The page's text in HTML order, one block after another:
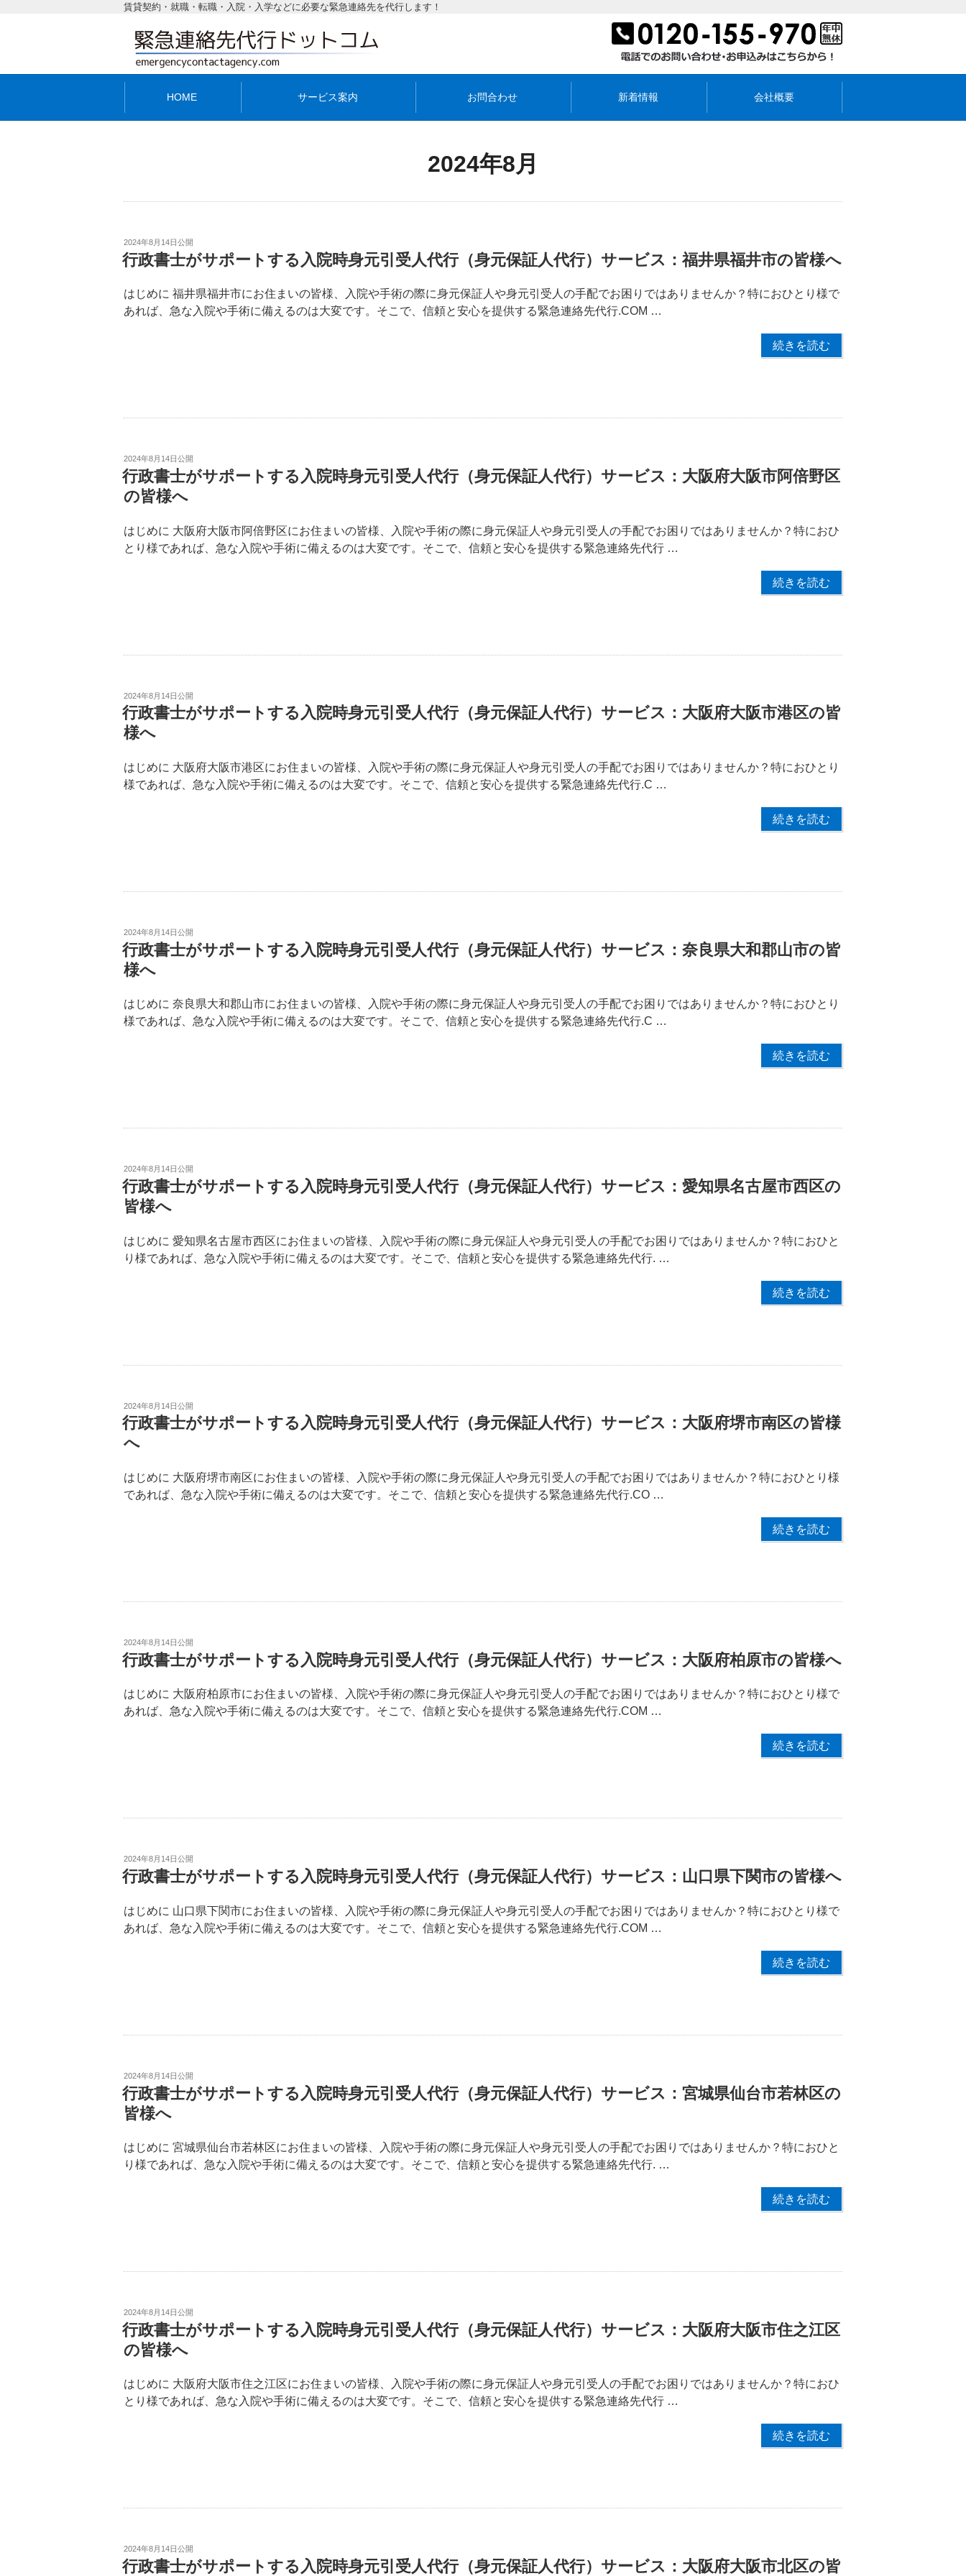
賃貸契約・就職・転職・入院・入学などに必要な緊急連絡先を代行します！
HOME サービス案内 お問合わせ 新着情報 会社概要
2024年8月
2024年8月14日公開
行政書士がサポートする入院時身元引受人代行（身元保証人代行）サービス：福井県福井市の皆様へ
はじめに 福井県福井市にお住まいの皆様、入院や手術の際に身元保証人や身元引受人の手配でお困りではありませんか？特におひとり様で
あれば、急な入院や手術に備えるのは大変です。そこで、信頼と安心を提供する緊急連絡先代行.COM …
続きを読む
2024年8月14日公開
行政書士がサポートする入院時身元引受人代行（身元保証人代行）サービス：大阪府大阪市阿倍野区
の皆様へ
はじめに 大阪府大阪市阿倍野区にお住まいの皆様、入院や手術の際に身元保証人や身元引受人の手配でお困りではありませんか？特におひ
とり様であれば、急な入院や手術に備えるのは大変です。そこで、信頼と安心を提供する緊急連絡先代行 …
続きを読む
2024年8月14日公開
行政書士がサポートする入院時身元引受人代行（身元保証人代行）サービス：大阪府大阪市港区の皆
様へ
はじめに 大阪府大阪市港区にお住まいの皆様、入院や手術の際に身元保証人や身元引受人の手配でお困りではありませんか？特におひとり
様であれば、急な入院や手術に備えるのは大変です。そこで、信頼と安心を提供する緊急連絡先代行.C …
続きを読む
2024年8月14日公開
行政書士がサポートする入院時身元引受人代行（身元保証人代行）サービス：奈良県大和郡山市の皆
様へ
はじめに 奈良県大和郡山市にお住まいの皆様、入院や手術の際に身元保証人や身元引受人の手配でお困りではありませんか？特におひとり
様であれば、急な入院や手術に備えるのは大変です。そこで、信頼と安心を提供する緊急連絡先代行.C …
続きを読む
2024年8月14日公開
行政書士がサポートする入院時身元引受人代行（身元保証人代行）サービス：愛知県名古屋市西区の
皆様へ
はじめに 愛知県名古屋市西区にお住まいの皆様、入院や手術の際に身元保証人や身元引受人の手配でお困りではありませんか？特におひと
り様であれば、急な入院や手術に備えるのは大変です。そこで、信頼と安心を提供する緊急連絡先代行. …
続きを読む
2024年8月14日公開
行政書士がサポートする入院時身元引受人代行（身元保証人代行）サービス：大阪府堺市南区の皆様
へ
はじめに 大阪府堺市南区にお住まいの皆様、入院や手術の際に身元保証人や身元引受人の手配でお困りではありませんか？特におひとり様
であれば、急な入院や手術に備えるのは大変です。そこで、信頼と安心を提供する緊急連絡先代行.CO …
続きを読む
2024年8月14日公開
行政書士がサポートする入院時身元引受人代行（身元保証人代行）サービス：大阪府柏原市の皆様へ
はじめに 大阪府柏原市にお住まいの皆様、入院や手術の際に身元保証人や身元引受人の手配でお困りではありませんか？特におひとり様で
あれば、急な入院や手術に備えるのは大変です。そこで、信頼と安心を提供する緊急連絡先代行.COM …
続きを読む
2024年8月14日公開
行政書士がサポートする入院時身元引受人代行（身元保証人代行）サービス：山口県下関市の皆様へ
はじめに 山口県下関市にお住まいの皆様、入院や手術の際に身元保証人や身元引受人の手配でお困りではありませんか？特におひとり様で
あれば、急な入院や手術に備えるのは大変です。そこで、信頼と安心を提供する緊急連絡先代行.COM …
続きを読む
2024年8月14日公開
行政書士がサポートする入院時身元引受人代行（身元保証人代行）サービス：宮城県仙台市若林区の
皆様へ
はじめに 宮城県仙台市若林区にお住まいの皆様、入院や手術の際に身元保証人や身元引受人の手配でお困りではありませんか？特におひと
り様であれば、急な入院や手術に備えるのは大変です。そこで、信頼と安心を提供する緊急連絡先代行. …
続きを読む
2024年8月14日公開
行政書士がサポートする入院時身元引受人代行（身元保証人代行）サービス：大阪府大阪市住之江区
の皆様へ
はじめに 大阪府大阪市住之江区にお住まいの皆様、入院や手術の際に身元保証人や身元引受人の手配でお困りではありませんか？特におひ
とり様であれば、急な入院や手術に備えるのは大変です。そこで、信頼と安心を提供する緊急連絡先代行 …
続きを読む
2024年8月14日公開
行政書士がサポートする入院時身元引受人代行（身元保証人代行）サービス：大阪府大阪市北区の皆